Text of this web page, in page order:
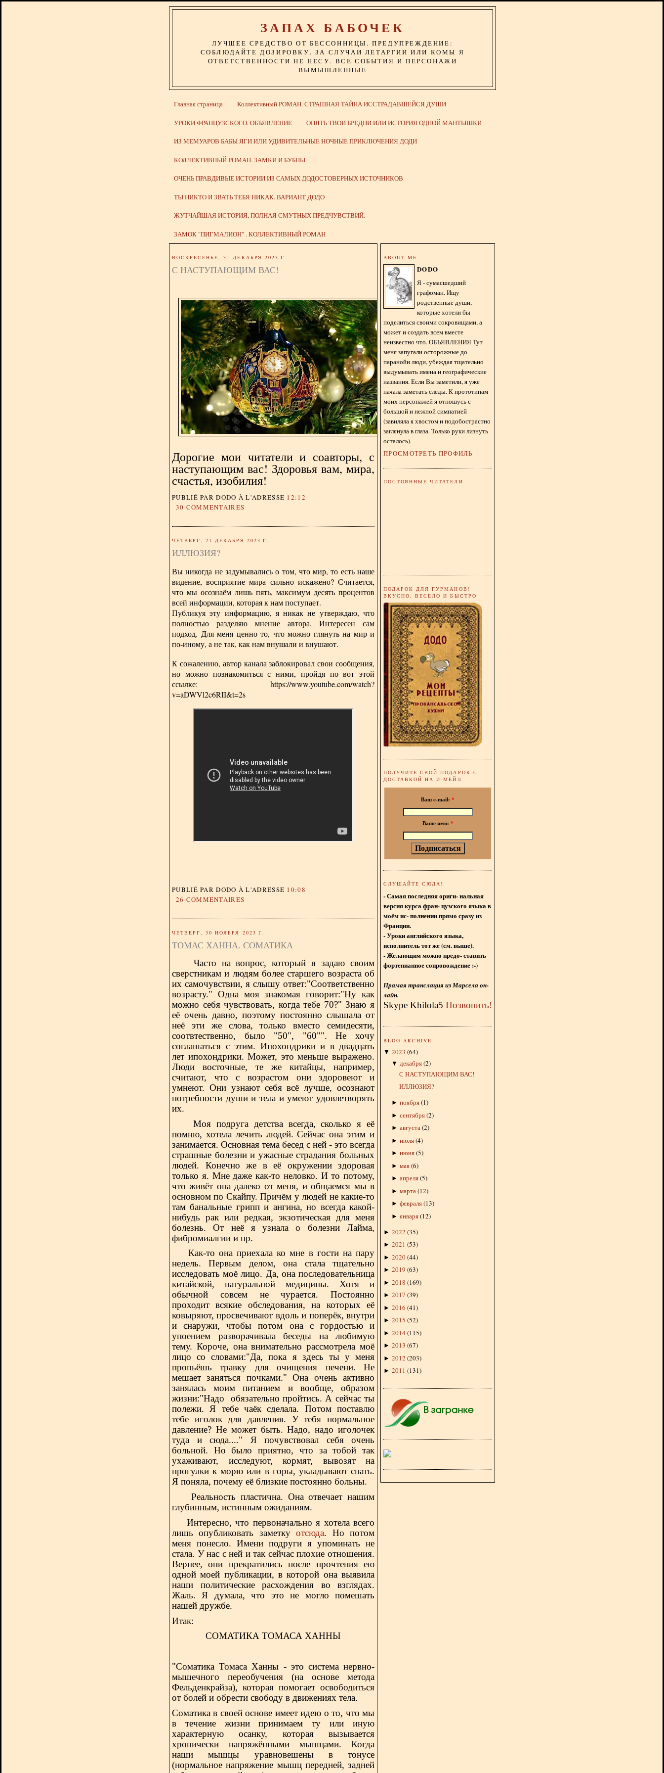
ЗАПАХ БАБОЧЕК
ЛУЧШЕЕ СРЕДСТВО ОТ БЕССОННИЦЫ. ПРЕДУПРЕЖДЕНИЕ:
СОБЛЮДАЙТЕ ДОЗИРОВКУ. ЗА СЛУЧАИ ЛЕТАРГИИ ИЛИ КОМЫ Я
ОТВЕТСТВЕННОСТИ НЕ НЕСУ. ВСЕ СОБЫТИЯ И ПЕРСОНАЖИ
ВЫМЫШЛЕННЫЕ
Главная страница Коллективный РОМАН. СТРАШНАЯ ТАЙНА ИССТРАДАВШЕЙСЯ ДУШИ
УРОКИ ФРАНЦУЗСКОГО. ОБЪЯВЛЕНИЕ ОПЯТЬ ТВОИ БРЕДНИ ИЛИ ИСТОРИЯ ОДНОЙ МАНТЫШКИ
ИЗ МЕМУАРОВ БАБЫ ЯГИ ИЛИ УДИВИТЕЛЬНЫЕ НОЧНЫЕ ПРИКЛЮЧЕНИЯ ДОДИ
КОЛЛЕКТИВНЫЙ РОМАН. ЗАМКИ И БУБНЫ
ОЧЕНЬ ПРАВДИВЫЕ ИСТОРИИ ИЗ САМЫХ ДОДОСТОВЕРНЫХ ИСТОЧНИКОВ
ТЫ НИКТО И ЗВАТЬ ТЕБЯ НИКАК. ВАРИАНТ ДОДО
ЖУТЧАЙШАЯ ИСТОРИЯ, ПОЛНАЯ СМУТНЫХ ПРЕДЧУВСТВИЙ.
ЗАМОК "ПИГМАЛИОН" . КОЛЛЕКТИВНЫЙ РОМАН
ВОСКРЕСЕНЬЕ, 31 ДЕКАБРЯ 2023 Г.
С НАСТУПАЮЩИМ ВАС!
Дорогие мои читатели и соавторы, с
наступающим вас! Здоровья вам, мира,
счастья, изобилия!
PUBLIÉ PAR DODO À L'ADRESSE 12:12
30 COMMENTAIRES
ЧЕТВЕРГ, 21 ДЕКАБРЯ 2023 Г.
ИЛЛЮЗИЯ?
Вы никогда не задумывались о том, что мир, то есть наше
видение, восприятие мира сильно искажено? Считается,
что мы осознаём лишь пять, максимум десять процентов
всей информации, которая к нам поступает.
Публикуя эту информацию, я никак не утверждаю, что
полностью разделяю мнение автора. Интересен сам
подход. Для меня ценно то, что можно глянуть на мир и
по-иному, а не так, как нам внушали и внушают.
К сожалению, автор канала заблокировал свои сообщения,
но можно познакомиться с ними, пройдя по вот этой
ссылке: https://www.youtube.com/watch?
v=aDWVl2c6RII&t=2s
PUBLIÉ PAR DODO À L'ADRESSE 10:08
26 COMMENTAIRES
ЧЕТВЕРГ, 30 НОЯБРЯ 2023 Г.
ТОМАС ХАННА. СОМАТИКА
Часто на вопрос, который я задаю своим
сверстникам и людям более старшего возраста об
их самочувствии, я слышу ответ:"Соответственно
возрасту." Одна моя знакомая говорит:"Ну как
можно себя чувствовать, когда тебе 70?" Знаю я
её очень давно, поэтому постоянно слышала от
неё эти же слова, только вместо семидесяти,
соотвтественно, было "50", "60"". Не хочу
соглашаться с этим. Ипохондрики и в двадцать
лет ипохондрики. Может, это меньше выражено.
Люди восточные, те же китайцы, например,
считают, что с возрастом они здоровеют и
умнеют. Они узнают себя всё лучше, осознают
потребности души и тела и умеют удовлетворять
их.
Моя подруга детства всегда, сколько я её
помню, хотела лечить людей. Сейчас она этим и
занимается. Основная тема бесед с ней - это всегда
страшные болезни и ужасные страдания больных
людей. Конечно же в её окружении здоровая
только я. Мне даже как-то неловко. И то потому,
что живёт она далеко от меня, и общаемся мы в
основном по Скайпу. Причём у людей не какие-то
там банальные грипп и ангина, но всегда какой-
нибудь рак или редкая, экзотическая для меня
болезнь. От неё я узнала о болезни Лайма,
фибромиалгии и пр.
Как-то она приехала ко мне в гости на пару
недель. Первым делом, она стала тщательно
исследовать моё лицо. Да, она последовательница
китайской, натуральной медицины. Хотя и
обычной совсем не чурается. Постоянно
проходит всякие обследования, на которых её
ковыряют, просвечивают вдоль и поперёк, внутри
и снаружи, чтобы потом она с гордостью и
упоением разворачивала беседы на любимую
тему. Короче, она внимательно рассмотрела моё
лицо со словами:"Да, пока я здесь ты у меня
пропьёшь травку для очищения печени. Не
мешает заняться почками." Она очень активно
занялась моим питанием и вообще, образом
жизни:"Надо обязательно пройтись. А сейчас ты
полежи. Я тебе чаёк сделала. Потом поставлю
тебе иголок для давления. У тебя нормальное
давление? Не может быть. Надо, надо иголочек
туда и сюда...." Я почувствовал себя очень
больной. Но было приятно, что за тобой так
ухаживают, исследуют, кормят, вывозят на
прогулки к морю или в горы, укладывают спать.
Я поняла, почему её близкие постоянно больны.
Реальность пластична. Она отвечает нашим
глубинным, истинным ожиданиям.
Интересно, что первоначально я хотела всего
лишь опубликовать заметкуотсюда. Но потом
меня понесло. Имени подруги я упоминать не
стала. У нас с ней и так сейчас плохие отношения.
Вернее, они прекратились после прочтения ею
одной моей публикации, в которой она выявила
наши политические расхождения во взглядах.
Жаль. Я думала, что это не могло помешать
нашей дружбе.
Итак:
СОМАТИКА ТОМАСА ХАННЫ
"Соматика Томаса Ханны - это системaнервно-
мышечного переобучения (на основе метода
Фельденкрайза), которая помогает освободиться
от болей и обрести свободу в движениях тела.
Соматика в своей основе имеет идею о то, что мы
в течение жизни принимаем ту или иную
характерную осанку, которая вызывается
хронически напряжёнными мышцами. Когда
наши мышцы уравновешены в тонусе
(нормальное напряжение мышц передней, задней
ABOUT ME
DODO
Я - сумасшедший
графоман. Ищу
родственные души,
которые хотели бы
поделиться своими сокровищами, а
может и создать всем вместе
неизвестно что. ОБЪЯВЛЕНИЯ Тут
меня запугали осторожные до
паранойи люди, убеждая тщательно
выдумывать имена и географические
названия. Если Вы заметили, я уже
начала заметать следы. К прототипам
моих персонажей я отношусь с
большой и нежной симпатией
(завиляла я хвостом и подобострастно
заглянула в глаза. Только руки лизнуть
осталось).
ПРОСМОТРЕТЬ ПРОФИЛЬ
ПОСТОЯННЫЕ ЧИТАТЕЛИ
ПОДАРОК ДЛЯ ГУРМАНОВ!
ВКУСНО, ВЕСЕЛО И БЫСТРО
ПОЛУЧИТЕ СВОЙ ПОДАРОК С
ДОСТАВКОЙ НА И-МЕЙЛ
Ваш e-mail: *
Ваше имя: *
СЛУШАЙТЕ СЮДА!
- Самая последняя ориги- нальная
версия курса фран- цузского языка в
моём ис- полнении прямо сразу из
Франции.
- Уроки английского языка,
исполнитель тот же (см. выше).
- Желающим можно предо- ставить
фортепианное сопровождение :-)
Прямая трансляция из Марселя он-
лайн.
Skype Khilola5 Позвонить!
BLOG ARCHIVE
▼ 2023 (64)
▼ декабря(2)
С НАСТУПАЮЩИМ ВАС!
ИЛЛЮЗИЯ?
► ноября(1)
► сентября(2)
► августа(2)
► июля(4)
► июня(5)
► мая(6)
► апреля(5)
► марта(12)
► февраля(13)
► января(12)
► 2022 (35)
► 2021 (53)
► 2020(44)
► 2019 (63)
► 2018 (169)
► 2017 (39)
► 2016 (41)
► 2015 (52)
► 2014 (115)
► 2013 (67)
► 2012 (203)
► 2011 (131)